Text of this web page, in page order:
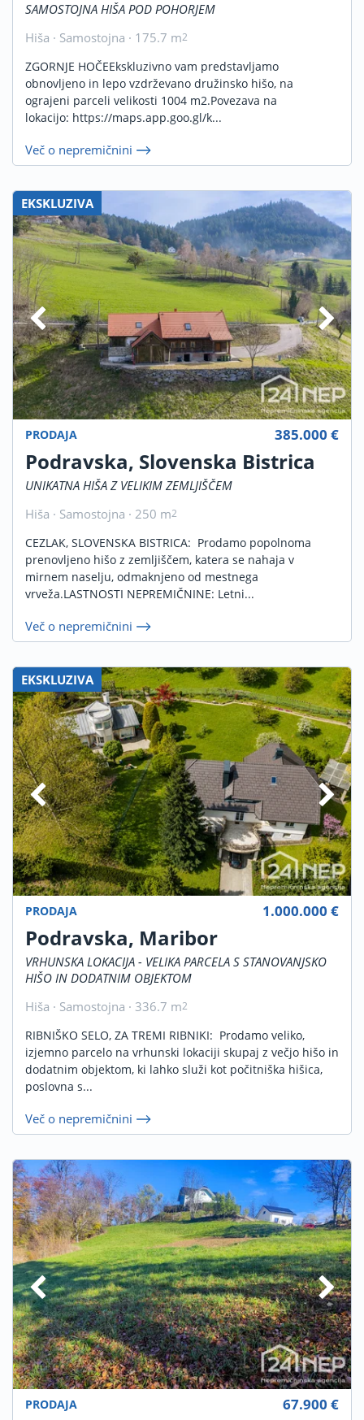
SAMOSTOJNA HIŠA POD POHORJEM
Hiša · Samostojna · 175.7 m2
ZGORNJE HOČEEkskluzivno vam predstavljamo
obnovljeno in lepo vzdrževano družinsko hišo, na
ograjeni parceli velikosti 1004 m2.Povezava na
lokacijo: https://maps.app.goo.gl/k...
Več o nepremičnini
EKSKLUZIVA
PRODAJA
Podravska, Slovenska Bistrica
UNIKATNA HIŠA Z VELIKIM ZEMLJIŠČEM
Hiša · Samostojna · 250 m2
385.000 €
CEZLAK, SLOVENSKA BISTRICA: Prodamo popolnoma
prenovljeno hišo z zemljiščem, katera se nahaja v
mirnem naselju, odmaknjeno od mestnega
vrveža.LASTNOSTI NEPREMIČNINE: Letni...
Več o nepremičnini
EKSKLUZIVA
PRODAJA
Podravska, Maribor
VRHUNSKA LOKACIJA - VELIKA PARCELA S STANOVANJSKO
HIŠO IN DODATNIM OBJEKTOM
Hiša · Samostojna · 336.7 m2
1.000.000 €
RIBNIŠKO SELO, ZA TREMI RIBNIKI: Prodamo veliko,
izjemno parcelo na vrhunski lokaciji skupaj z večjo hišo in
dodatnim objektom, ki lahko služi kot počitniška hišica,
poslovna s...
Več o nepremičnini
PRODAJA 67.900 €